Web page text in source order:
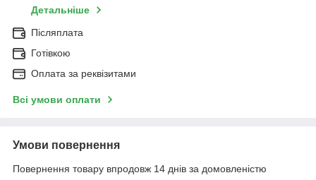
Детальніше
Післяплата
Готівкою
Оплата за реквізитами
Всі умови оплати
Умови повернення
Повернення товару впродовж 14 днів за домовленістю